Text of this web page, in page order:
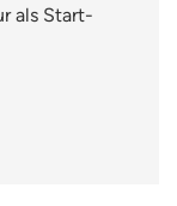
als Start-